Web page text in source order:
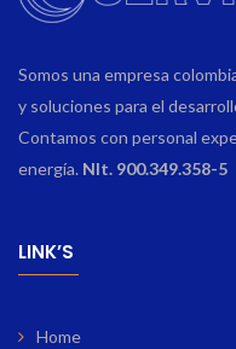
Somos una empresa
y soluciones para el
Contamos con personal
energía. NIt. 900.349.358-5
LINK’S
Home